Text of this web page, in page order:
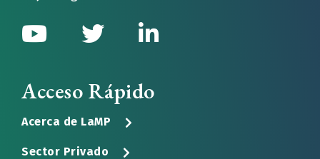
Acceso Rápido
Acerca de LaMP
Sector Privado